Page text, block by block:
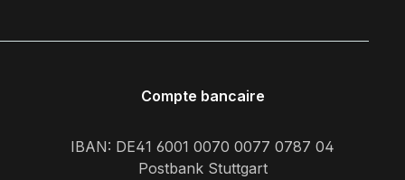
Compte bancaire
IBAN: DE41 6001 0070 0077 0787 04
Postbank Stuttgart